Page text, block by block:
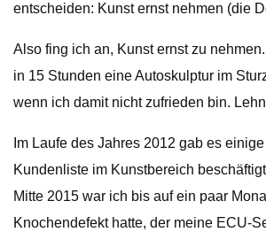
entscheiden: Kunst ernst nehmen (die
Also fing ich an, Kunst ernst zu
in 15 Stunden eine Autoskulptur im
wenn ich damit nicht zufrieden bin.
Im Laufe des Jahres 2012 gab es
Kundenliste im Kunstbereich
Mitte 2015 war ich bis auf ein paar
Knochendefekt hatte, der meine ECU-